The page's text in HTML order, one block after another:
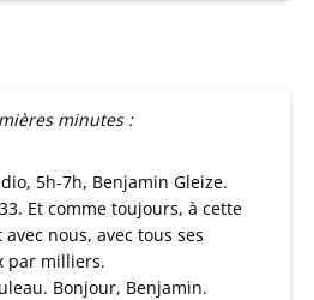
minutes :
5h-7h, Benjamin Gleize.
Et comme toujours, à cette
nous, avec tous ses
par milliers.
Bonjour, Benjamin.